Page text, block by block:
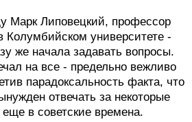
Марк Липовецкий, профессор
Колумбийском университете -
же начала задавать вопросы.
на все - предельно вежливо
парадоксальность факта, что
отвечать за некоторые
в советские времена.